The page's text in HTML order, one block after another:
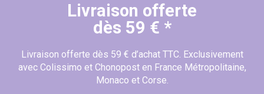
Livraison offerte
dès 59 € *
Livraison offerte dès 59 € d’achat TTC. Exclusivement
avec Colissimo et Chonopost en France Métropolitaine,
Monaco et Corse.